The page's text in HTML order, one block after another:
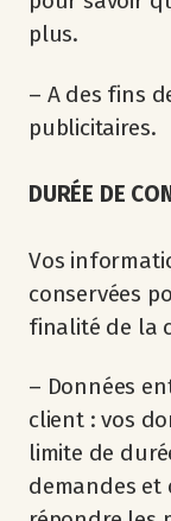
plus.
– A des fins
publicitaires.
DURÉE DE
Vos
conservées
finalité de la
– Données
client : vos
limite de
demandes et